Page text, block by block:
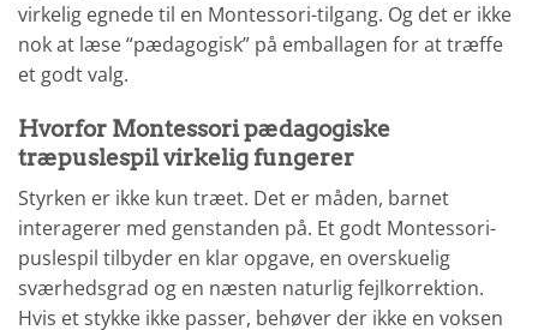
virkelig egnede til en Montessori-tilgang. Og det er ikke
nok at læse “pædagogisk” på emballagen for at træffe
et godt valg.
Hvorfor Montessori pædagogiske
træpuslespil virkelig fungerer
Styrken er ikke kun træet. Det er måden, barnet
interagerer med genstanden på. Et godt Montessori-
puslespil tilbyder en klar opgave, en overskuelig
sværhedsgrad og en næsten naturlig fejlkorrektion.
Hvis et stykke ikke passer, behøver der ikke en voksen